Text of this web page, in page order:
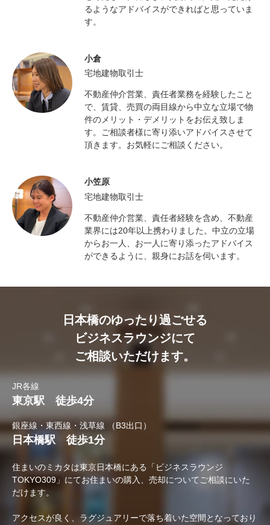
るようなアドバイスができればと思っていま
す。
小倉
宅地建物取引士
不動産仲介営業、責任者業務を経験したこと
で、賃貸、売買の両目線から中立な立場で物
件のメリット・デメリットをお伝え致しま
す。ご相談者様に寄り添いアドバイスさせて
頂きます。お気軽にご相談ください。
小笠原
宅地建物取引士
不動産仲介営業、責任者経験を含め、不動産
業界には20年以上携わりました。中立の立場
からお一人、お一人に寄り添ったアドバイス
ができるように、親身にお話を伺います。
日本橋のゆったり過ごせる
ビジネスラウンジにて
ご相談いただけます。
JR各線
東京駅 徒歩4分
銀座線・東西線・浅草線 （B3出口）
日本橋駅 徒歩1分
住まいのミカタは東京日本橋にある「ビジネスラウンジ
TOKYO309」にてお住まいの購入、売却についてご相談にいた
だけます。
アクセスが良く、ラグジュアリーで落ち着いた空間となっており